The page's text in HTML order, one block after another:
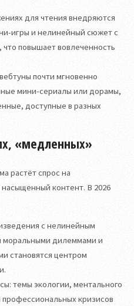
для чтения внедряются
игры и нелинейный сюжет с
повышает вовлеченность
почти мгновенно
мини-сериалы или дорамы,
доступные в разных
«медленных»
растёт спрос на
контент. В 2026
с нелинейным
моральными дилеммами и
становятся центром
темы экологии, ментального
кризисов